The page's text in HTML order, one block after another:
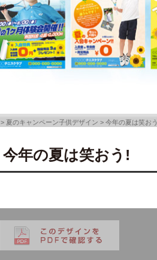
> 夏のキャンペーン子供デザイン >今年の夏は笑お
今年の夏は笑おう!